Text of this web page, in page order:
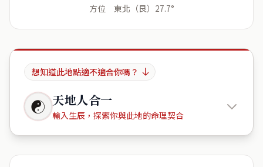
方位 東北（艮）27.7°
想知道此地點適不適合你嗎？
☯ 天地人合一
輸入生辰，探索你與此地的命理契合
仁愛之家